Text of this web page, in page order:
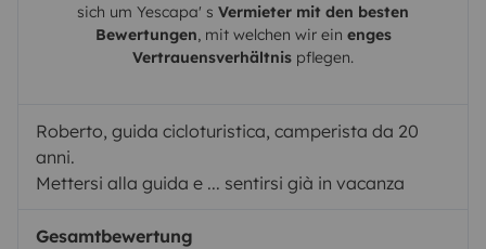
sich um Yescapa' s Vermieter mit den besten
Bewertungen, mit welchen wir ein enges
Vertrauensverhältnis pflegen.
Roberto, guida cicloturistica, camperista da 20
anni.
Mettersi alla guida e ... sentirsi già in vacanza
Gesamtbewertung